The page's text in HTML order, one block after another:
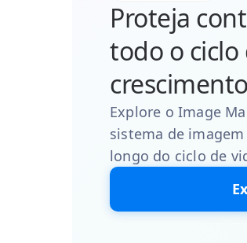
Proteja
todo o ciclo
crescimento
Explore o Image
sistema de
longo do ciclo de